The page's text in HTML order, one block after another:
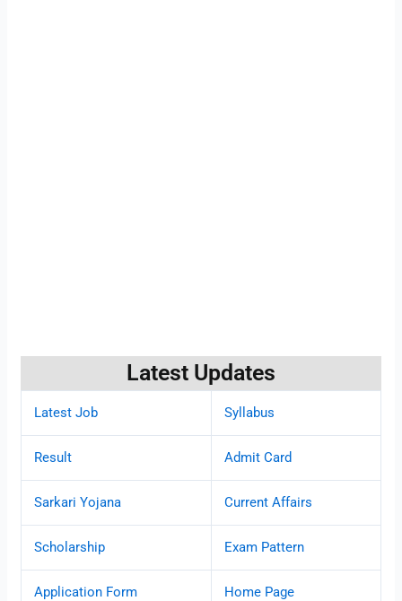
Latest Updates
Latest Job Syllabus
Result Admit Card
Sarkari Yojana Current Affairs
Scholarship Exam Pattern
Application Form Home Page